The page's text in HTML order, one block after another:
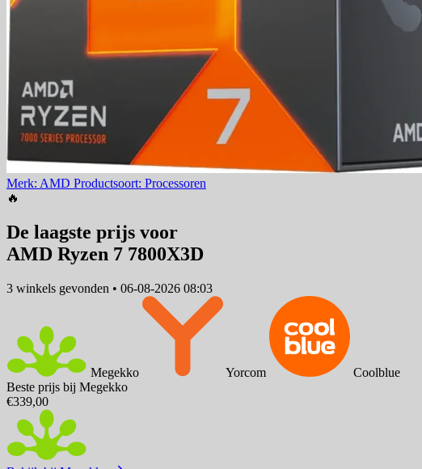
Merk: AMD Productsoort: Processoren
🔥
De laagste prijs voor
AMD Ryzen 7 7800X3D
3 winkels gevonden • 06-08-2026 08:03
Megekko Yorcom
Coolblue
Beste prijs bij Megekko
€339,00